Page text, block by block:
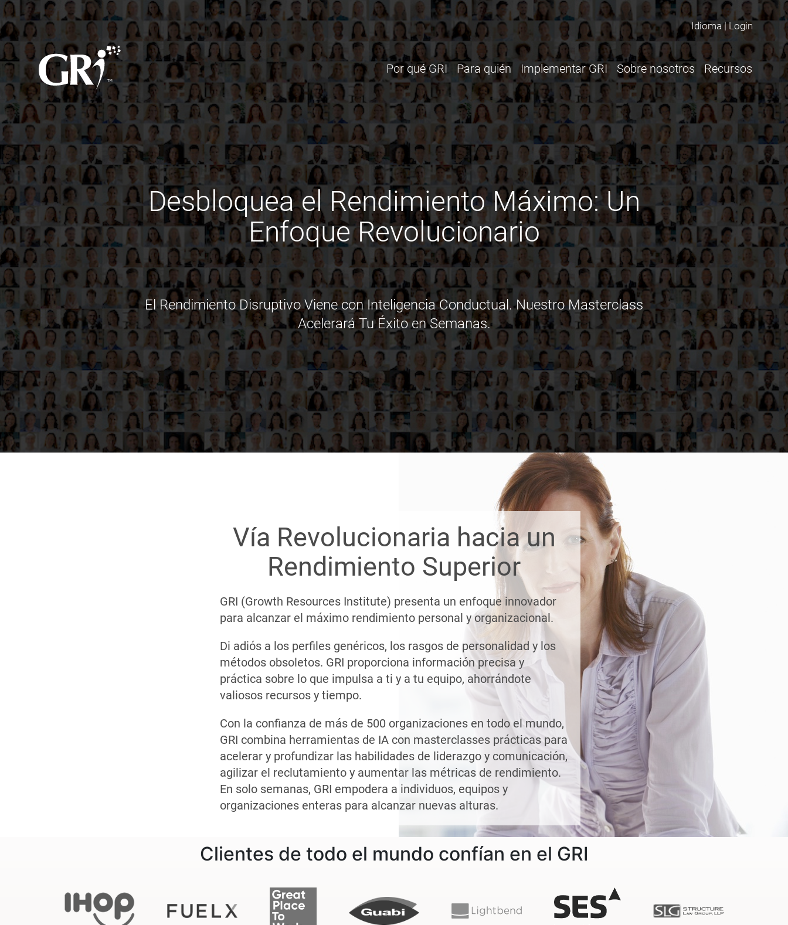
Idioma Login
Por qué GRI Para quién Implementar GRI Sobre nosotros Recursos
Desbloquea el Rendimiento Máximo: Un
Enfoque Revolucionario
El Rendimiento Disruptivo Viene con Inteligencia Conductual. Nuestro Masterclass
Acelerará Tu Éxito en Semanas.
Vía Revolucionaria hacia un
Rendimiento Superior
GRI (Growth Resources Institute) presenta un enfoque innovador
para alcanzar el máximo rendimiento personal y organizacional.
Di adiós a los perfiles genéricos, los rasgos de personalidad y los
métodos obsoletos. GRI proporciona información precisa y
práctica sobre lo que impulsa a ti y a tu equipo, ahorrándote
valiosos recursos y tiempo.
Con la confianza de más de 500 organizaciones en todo el mundo,
GRI combina herramientas de IA con masterclasses prácticas para
acelerar y profundizar las habilidades de liderazgo y comunicación,
agilizar el reclutamiento y aumentar las métricas de rendimiento.
En solo semanas, GRI empodera a individuos, equipos y
organizaciones enteras para alcanzar nuevas alturas.
Clientes de todo el mundo confían en el GRI